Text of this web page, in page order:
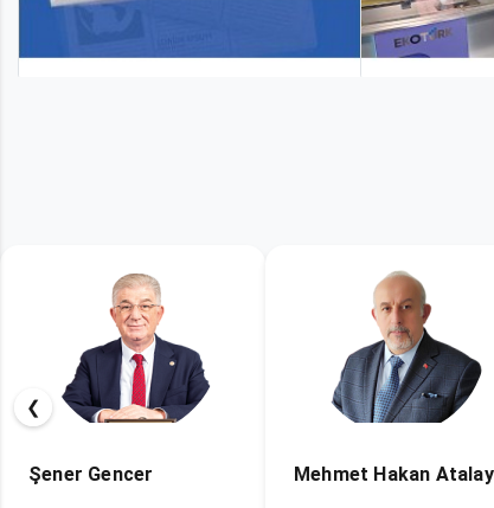
Mehmet Hakan Atalay Kağan Yeşil
❮